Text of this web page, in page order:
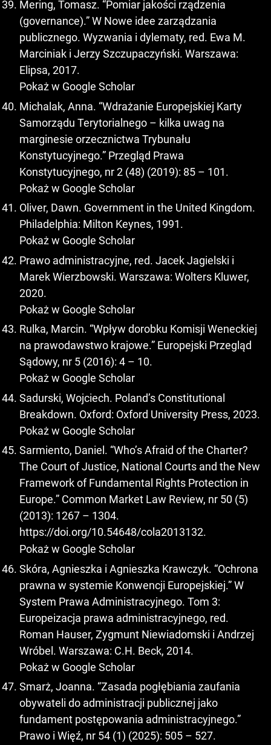
Mering, Tomasz. “Pomiar jakości rządzenia
(governance).” W Nowe idee zarządzania
publicznego. Wyzwania i dylematy, red. Ewa M.
Marciniak i Jerzy Szczupaczyński. Warszawa:
Elipsa, 2017.
Pokaż w Google Scholar
Michalak, Anna. “Wdrażanie Europejskiej Karty
Samorządu Terytorialnego – kilka uwag na
marginesie orzecznictwa Trybunału
Konstytucyjnego.” Przegląd Prawa
Konstytucyjnego, nr 2 (48) (2019): 85 – 101.
Pokaż w Google Scholar
Oliver, Dawn. Government in the United Kingdom.
Philadelphia: Milton Keynes, 1991.
Pokaż w Google Scholar
Prawo administracyjne, red. Jacek Jagielski i
Marek Wierzbowski. Warszawa: Wolters Kluwer,
2020.
Pokaż w Google Scholar
Rulka, Marcin. “Wpływ dorobku Komisji Weneckiej
na prawodawstwo krajowe.” Europejski Przegląd
Sądowy, nr 5 (2016): 4 – 10.
Pokaż w Google Scholar
Sadurski, Wojciech. Poland’s Constitutional
Breakdown. Oxford: Oxford University Press, 2023.
Pokaż w Google Scholar
Sarmiento, Daniel. “Who’s Afraid of the Charter?
The Court of Justice, National Courts and the New
Framework of Fundamental Rights Protection in
Europe.” Common Market Law Review, nr 50 (5)
(2013): 1267 – 1304.
https://doi.org/10.54648/cola2013132.
Pokaż w Google Scholar
Skóra, Agnieszka i Agnieszka Krawczyk. “Ochrona
prawna w systemie Konwencji Europejskiej.” W
System Prawa Administracyjnego. Tom 3:
Europeizacja prawa administracyjnego, red.
Roman Hauser, Zygmunt Niewiadomski i Andrzej
Wróbel. Warszawa: C.H. Beck, 2014.
Pokaż w Google Scholar
Smarż, Joanna. “Zasada pogłębiania zaufania
obywateli do administracji publicznej jako
fundament postępowania administracyjnego.”
Prawo i Więź, nr 54 (1) (2025): 505 – 527.